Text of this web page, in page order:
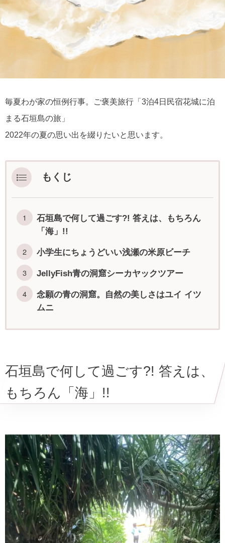
毎夏わが家の恒例行事。ご褒美旅行「3泊4日民宿花城に泊
まる石垣島の旅」
2022年の夏の思い出を綴りたいと思います。
もくじ
石垣島で何して過ごす?! 答えは、もちろん
「海」!!
小学生にちょうどいい浅瀬の米原ビーチ
JellyFish青の洞窟シーカヤックツアー
念願の青の洞窟。自然の美しさはユイ イツ
ムニ
石垣島で何して過ごす?! 答えは、
もちろん「海」!!